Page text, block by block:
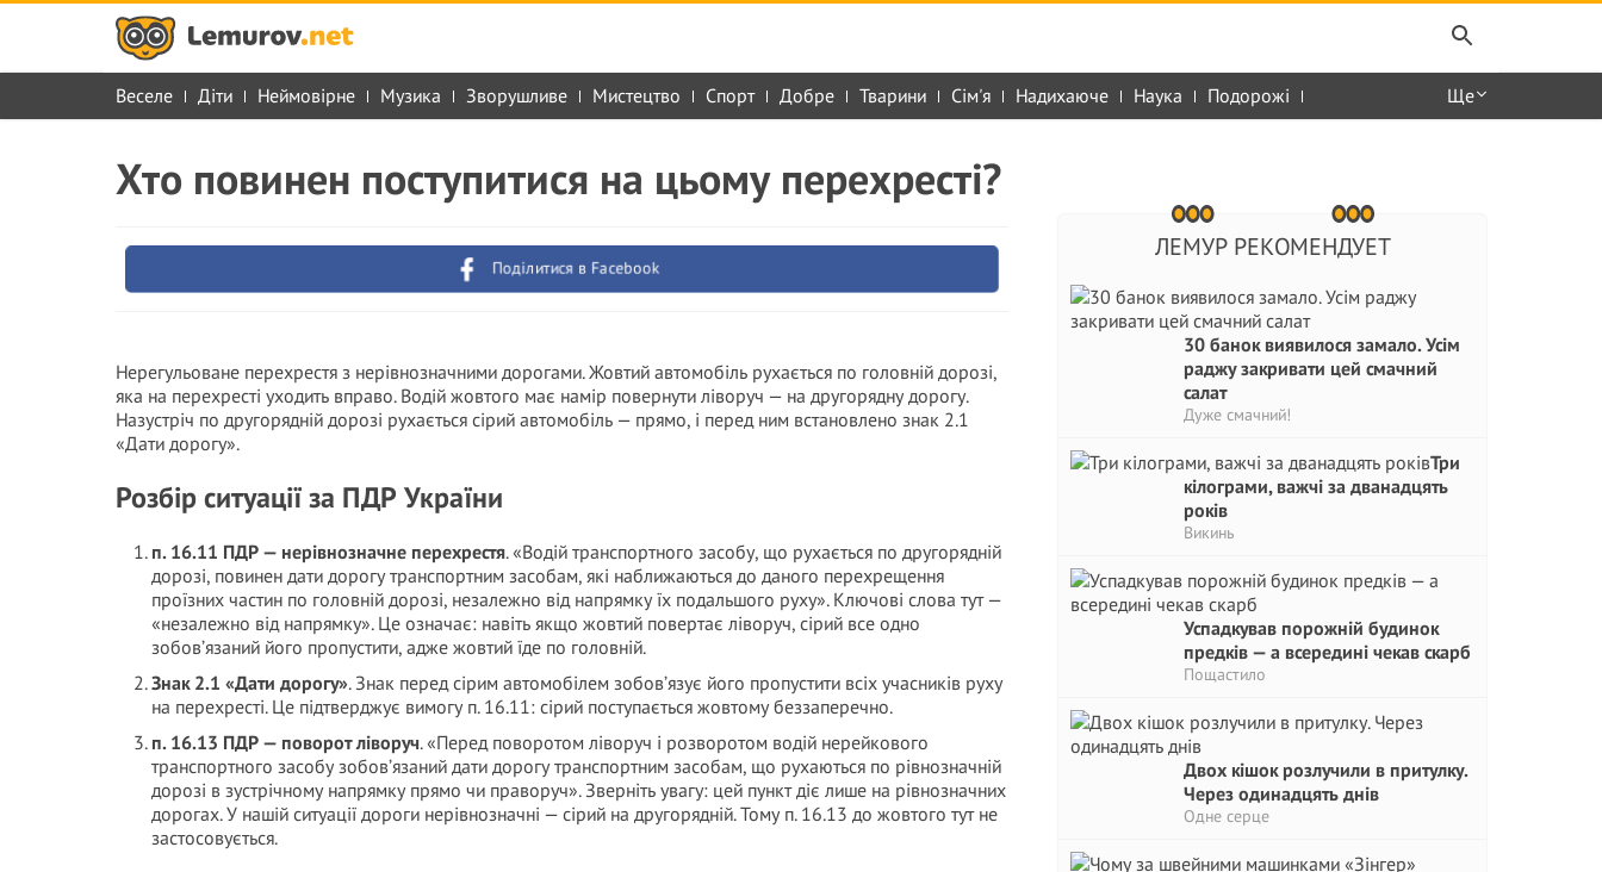
Веселе Діти Неймовірне Музика Зворушливе Мистецтво Спорт Добре Тварини Сім'я Надихаюче Наука Подорожі Ще
ЛЕМУР РЕКОМЕНДУЕТ
30 банок виявилося замало. Усім
раджу закривати цей смачний
салат
Дуже смачний!
Три
кілограми, важчі за дванадцять
років
Викинь
Успадкував порожній будинок
предків — а всередині чекав скарб
Пощастило
Двох кішок розлучили в притулку.
Через одинадцять днів
Одне серце
Хто повинен поступитися на цьому перехресті?
Поділитися в Facebook
Нерегульоване перехрестя з нерівнозначними дорогами. Жовтий автомобіль рухається по головній дорозі,
яка на перехресті уходить вправо. Водій жовтого має намір повернути ліворуч — на другорядну дорогу.
Назустріч по другорядній дорозі рухається сірий автомобіль — прямо, і перед ним встановлено знак 2.1
«Дати дорогу».
Розбір ситуації за ПДР України
п. 16.11 ПДР — нерівнозначне перехрестя. «Водій транспортного засобу, що рухається по другорядній
дорозі, повинен дати дорогу транспортним засобам, які наближаються до даного перехрещення
проїзних частин по головній дорозі, незалежно від напрямку їх подальшого руху». Ключові слова тут —
«незалежно від напрямку». Це означає: навіть якщо жовтий повертає ліворуч, сірий все одно
зобов’язаний його пропустити, адже жовтий їде по головній.
Знак 2.1 «Дати дорогу». Знак перед сірим автомобілем зобов’язує його пропустити всіх учасників руху
на перехресті. Це підтверджує вимогу п. 16.11: сірий поступається жовтому беззаперечно.
п. 16.13 ПДР — поворот ліворуч. «Перед поворотом ліворуч і розворотом водій нерейкового
транспортного засобу зобов’язаний дати дорогу транспортним засобам, що рухаються по рівнозначній
дорозі в зустрічному напрямку прямо чи праворуч». Зверніть увагу: цей пункт діє лише на рівнозначних
дорогах. У нашій ситуації дороги нерівнозначні — сірий на другорядній. Тому п. 16.13 до жовтого тут не
застосовується.